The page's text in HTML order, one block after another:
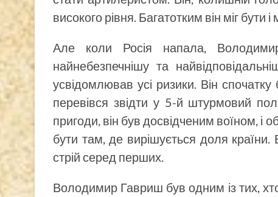
високого рівня. Багатотким він міг бути і
Але коли Росія напала,
найнебезпечнішу та
усвідомлював усі ризики. Він
перевівся звідти у 5-й штурмовий
пригоди, він був досвідченим воїном, і
бути там, де вирішується доля країни.
стрій серед перших.
Володимир Гавриш був одним із тих,